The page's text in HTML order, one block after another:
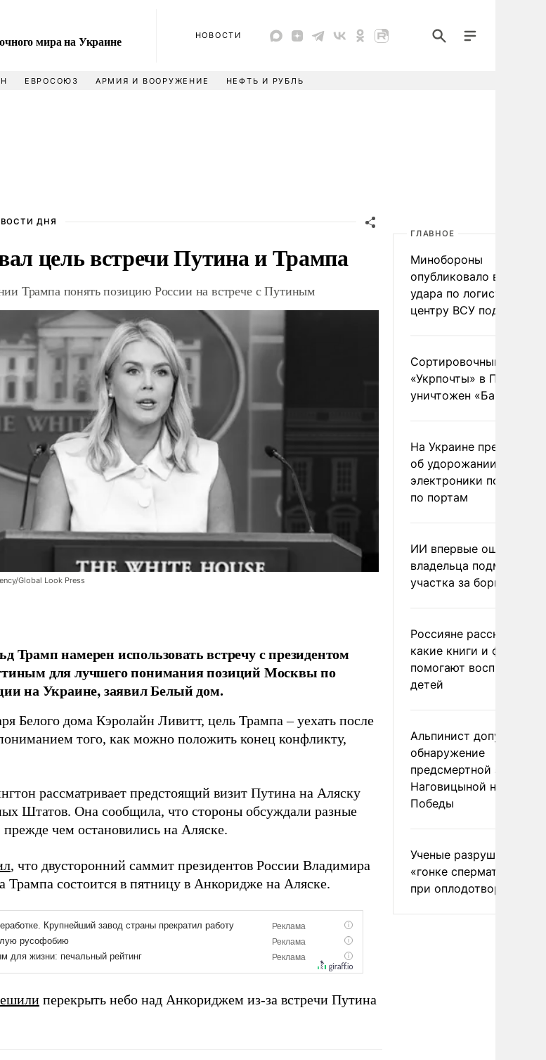
мира на Украине НОВОСТИ
ЕВРОСОЮЗ АРМИЯ И ВООРУЖЕНИЕ НЕФТЬ И РУБЛЬ
ДНЯ
цель встречи Путина и Трампа
Трампа понять позицию России на встрече с Путиным
Global Look Press
намерен использовать встречу с президентом
для лучшего понимания позиций Москвы по
на Украине, заявил Белый дом.
Белого дома Кэролайн Ливитт, цель Трампа – уехать после
того, как можно положить конец конфликту,
рассматривает предстоящий визит Путина на Аляску
Штатов. Она сообщила, что стороны обсуждали разные
чем остановились на Аляске.
, что двусторонний саммит президентов России Владимира
состоится в пятницу в Анкоридже на Аляске.
перекрыть небо над Анкориджем из-за встречи Путина
ГЛАВНОЕ
Минобороны
опубликовало видео
удара по
центру ВСУ под Киевом
Сортировочный пункт
«Укрпочты» в
уничтожен
На Украине
об удорожании
электроники после
по портам
ИИ впервые
владельца
участка за борщевик
Россияне рассказали,
какие книги и фильмы
помогают воспитывать
детей
Альпинист допустил
обнаружение
предсмертной записки
Наговицыной на пике
Победы
Ученые разрушили миф
«гонке
при оплодотворении